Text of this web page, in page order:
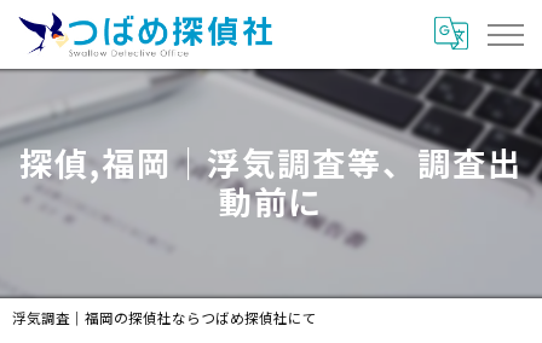
探偵,福岡｜浮気調査等、調査出
動前に
浮気調査｜福岡の探偵社ならつばめ探偵社にて